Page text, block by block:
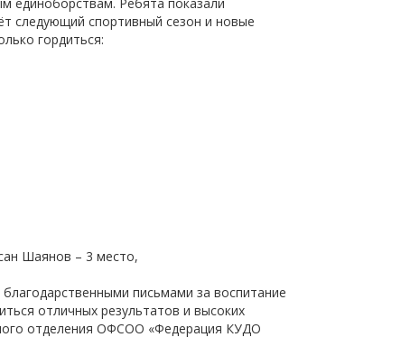
района,
науки,
практике или деятельности
организаций?
закажите объявление.
следующий спортивный сезон и новые
гордиться:
Шаянов – 3 место,
письмами за воспитание
отличных результатов и высоких
отделения ОФСОО «Федерация КУДО